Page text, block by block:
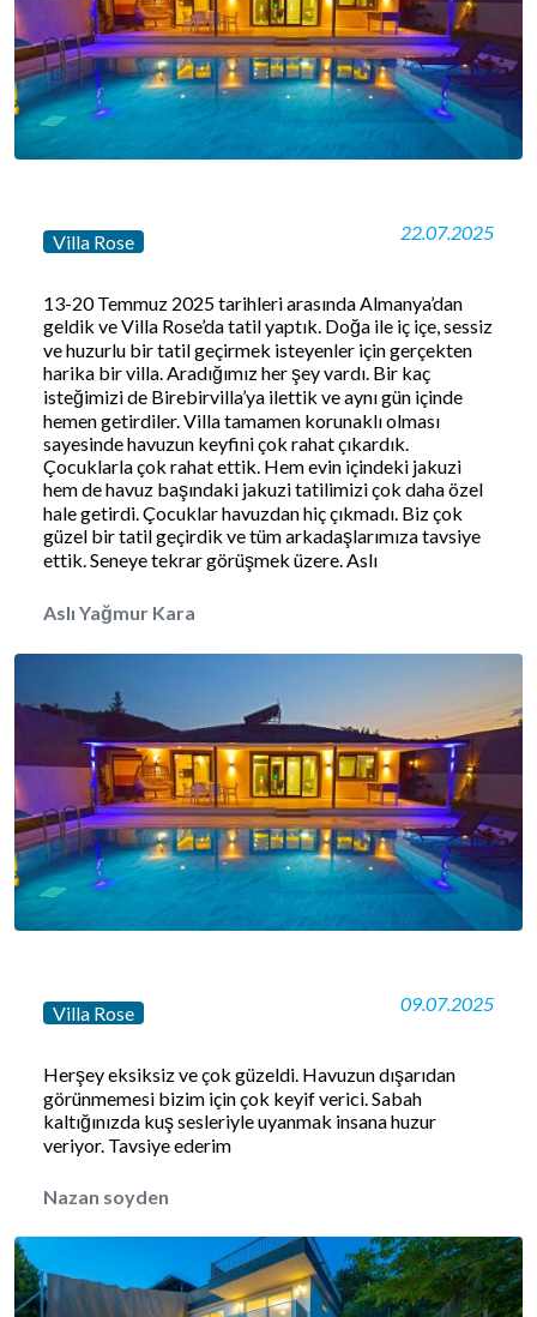
Villa Rose 22.07.2025
13-20 Temmuz 2025 tarihleri arasında Almanya’dan
geldik ve Villa Rose’da tatil yaptık. Doğa ile iç içe, sessiz
ve huzurlu bir tatil geçirmek isteyenler için gerçekten
harika bir villa. Aradığımız her şey vardı. Bir kaç
isteğimizi de Birebirvilla’ya ilettik ve aynı gün içinde
hemen getirdiler. Villa tamamen korunaklı olması
sayesinde havuzun keyfini çok rahat çıkardık.
Çocuklarla çok rahat ettik. Hem evin içindeki jakuzi
hem de havuz başındaki jakuzi tatilimizi çok daha özel
hale getirdi. Çocuklar havuzdan hiç çıkmadı. Biz çok
güzel bir tatil geçirdik ve tüm arkadaşlarımıza tavsiye
ettik. Seneye tekrar görüşmek üzere. Aslı
Aslı Yağmur Kara
Villa Rose 09.07.2025
Herşey eksiksiz ve çok güzeldi. Havuzun dışarıdan
görünmemesi bizim için çok keyif verici. Sabah
kaltığınızda kuş sesleriyle uyanmak insana huzur
veriyor. Tavsiye ederim
Nazan soyden